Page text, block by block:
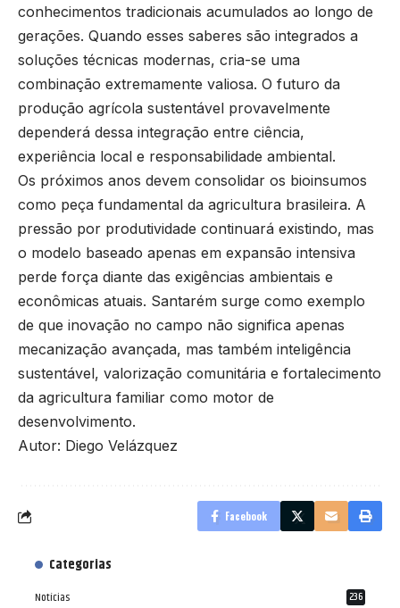
conhecimentos tradicionais acumulados ao longo de
gerações. Quando esses saberes são integrados a
soluções técnicas modernas, cria-se uma
combinação extremamente valiosa. O futuro da
produção agrícola sustentável provavelmente
dependerá dessa integração entre ciência,
experiência local e responsabilidade ambiental.
Os próximos anos devem consolidar os bioinsumos
como peça fundamental da agricultura brasileira. A
pressão por produtividade continuará existindo, mas
o modelo baseado apenas em expansão intensiva
perde força diante das exigências ambientais e
econômicas atuais. Santarém surge como exemplo
de que inovação no campo não significa apenas
mecanização avançada, mas também inteligência
sustentável, valorização comunitária e fortalecimento
da agricultura familiar como motor de
desenvolvimento.
Autor: Diego Velázquez
Facebook
Categorias
Notícias 236